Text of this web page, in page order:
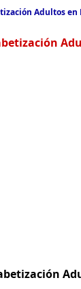
Adultos en